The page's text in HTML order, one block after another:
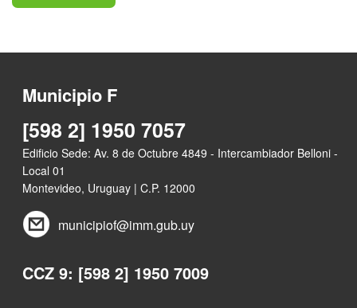
Municipio F
[598 2] 1950 7057
Edificio Sede: Av. 8 de Octubre 4849 - Intercambiador Belloni -
Local 01
Montevideo, Uruguay | C.P. 12000
municipiof@imm.gub.uy
CCZ 9: [598 2] 1950 7009